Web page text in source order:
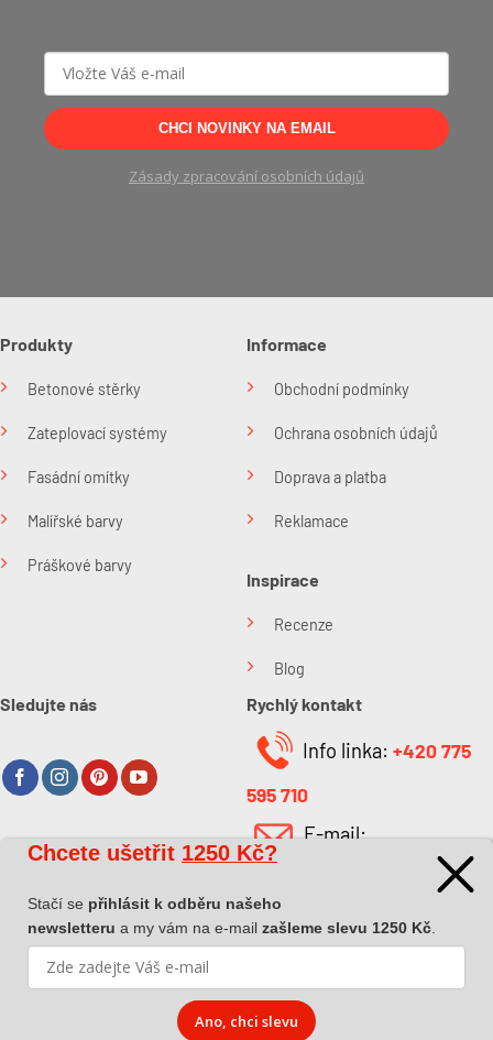
CHCI NOVINKY NA EMAIL
Zásady zpracování osobních údajů
Produkty
Betonové stěrky
Zateplovací systémy
Fasádní omítky
Malířské barvy
Práškové barvy
Informace
Obchodní podmínky
Ochrana osobních údajů
Doprava a platba
Reklamace
Inspirace
Recenze
Blog
Sledujte nás
O společnosti
O nás
Kontakt
Rychlý kontakt
Info linka: +420 775
595 710
E-mail:
Chcete ušetřit 1250 Kč?
Stačí se přihlásit k odběru našeho
newsletteru a my vám na e-mail zašleme slevu 1250 Kč
Ano, chci slevu